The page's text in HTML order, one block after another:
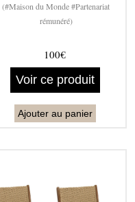
(#Maison du Monde #Partenariat
rémunéré)
100€
Voir ce produit
Ajouter au panier